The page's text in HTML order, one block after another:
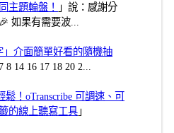
主題輪盤！
」說：感謝分
如果有需要波...
」介面簡單好看的隨機抽
8 14 16 17 18 20 2...
鬆！oTranscribe 可調速、可
的線上聽寫工具 」